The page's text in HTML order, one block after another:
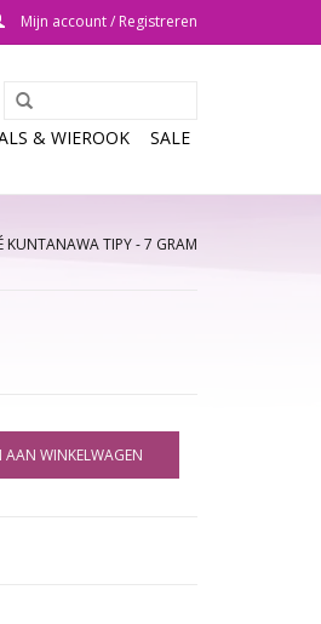
Mijn account / Registreren
& WIEROOK SALE
KUNTANAWA TIPY - 7 GRAM
AAN WINKELWAGEN